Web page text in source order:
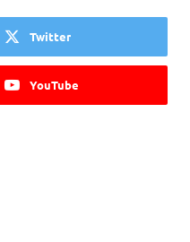
Twitter
YouTube